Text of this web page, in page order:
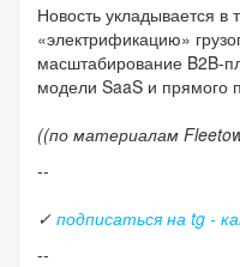
Новость укладывается
«электрификацию»
масштабирование B2B-
модели SaaS и прямого
((по материалам
--
✓ подписаться на tg -
--